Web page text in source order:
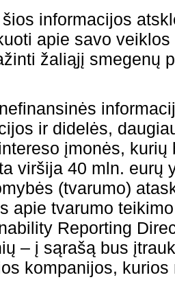
informacijos
apie savo
žaliąjį smegenų
ir didelės,
įmonės,
viršija 40 mln. eurų
(tvarumo)
apie tvarumo
Reporting
– į sąrašą bus
kompanijos,